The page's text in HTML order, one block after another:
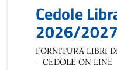
Cedole
2026/2027
FORNITURA LIBRI
– CEDOLE ON LINE